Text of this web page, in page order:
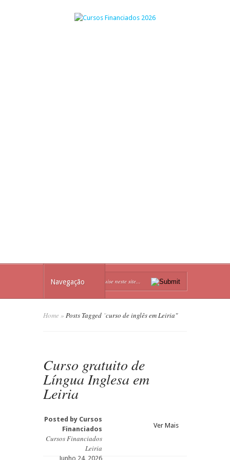
Navegação
Home » Posts Tagged "curso de inglês em Leiria"
Curso gratuito de
Língua Inglesa em
Leiria
Posted by Cursos
Financiados
Cursos Financiados
Leiria
Junho 24, 2026
Ver Mais